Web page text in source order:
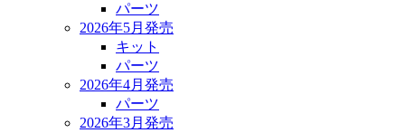
パーツ
2026年5月発売
キット
パーツ
2026年4月発売
パーツ
2026年3月発売